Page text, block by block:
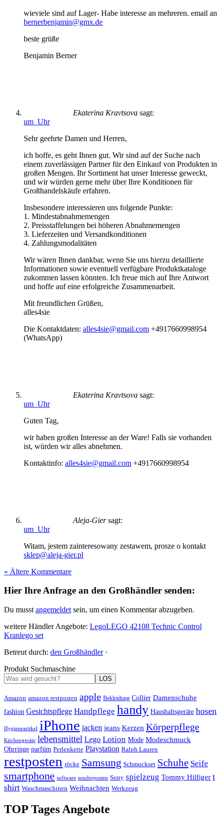
wieviele sind auf Lager- Habe interesse an mehreren. email an
bernerbenjamin@gmx.de
beste grüße
Benjamin Berner
Ekaterina Kravtsova sagt:
um Uhr
Sehr geehrte Damen und Herren,
ich hoffe, es geht Ihnen gut. Wir sind auf der Suche nach
einem zuverlässigen Partner für den Einkauf von Produkten in
großen Mengen. Ihr Sortiment hat unser Interesse geweckt,
und wir würden gerne mehr über Ihre Konditionen für
Großhandelskäufe erfahren.
Insbesondere interessieren uns folgende Punkte:
1. Mindestabnahmemengen
2. Preisstaffelungen bei höheren Abnahmemengen
3. Lieferzeiten und Versandkonditionen
4. Zahlungsmodalitäten
Wir wären Ihnen dankbar, wenn Sie uns hierzu detaillierte
Informationen sowie eventuell verfügbare Produktkataloge
zukommen lassen könnten. Ich freue mich auf Ihre Antwort
und hoffe auf eine erfolgreiche Zusammenarbeit.
Mit freundlichen Grüßen,
alles4sie
Die Kontaktdaten: alles4sie@gmail.com +4917660998954
(WhatsApp)
Ekaterina Kravtsova sagt:
um Uhr
Guten Tag,
wir haben großen Interesse an der Ware! Falls sie vorhanden
ist, würden wir alles abnehmen.
Kontaktinfo: alles4sie@gmail.com +4917660998954
Aleja-Gier sagt:
um Uhr
Witam, jestem zainteresowany zestawem, prosze o kontakt
sklep@aleja-gier.pl
« Ältere Kommentare
Hier Ihre Anfrage an den Großhändler senden:
Du musst angemeldet sein, um einen Kommentar abzugeben.
weitere Händler Angebote: LegoLEGO 42108 Technic Control
Kranlego set
Betreut durch: den Großhändler·
Produkt Suchmaschine
LOS
Amazon amazon restposten apple Bekleidung Collier Damenschuhe
fashion Gesichtspflege Handpflege handy Haushaltsgeräte hosen
Hygieneartikel iPhone jacken jeans Kerzen Körperpflege
Küchengeräte lebensmittel Lego Lotion Mode Modeschmuck
Ohrringe parfüm Perlenkette Playstation Ralph Lauren
restposten röcke Samsung Schmuckset Schuhe Seife
smartphone software sonderposten Sony spielzeug Tommy Hilfiger t
shirt Waschmaschinen Weihnachten Werkzeug
TOP Tages Angebote